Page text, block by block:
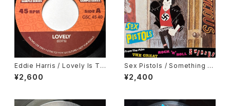
Eddie Harris / Lovely Is To
day, Deodato / September
13
¥2,600
Sex Pistols / Something El
se
¥2,400